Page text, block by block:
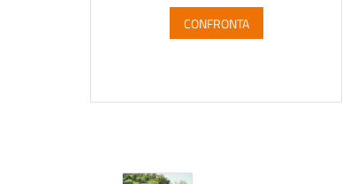
CONFRONTA